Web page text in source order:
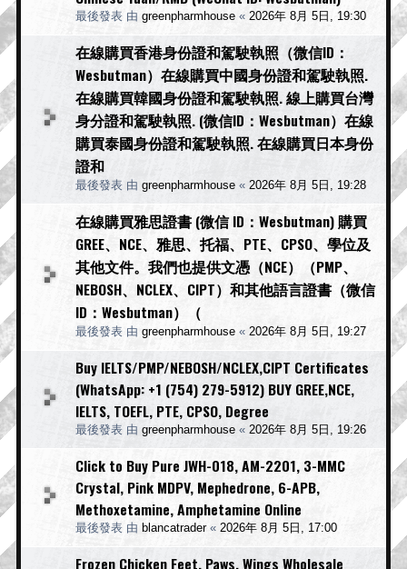
最後發表 由 greenpharmhouse « 2026年 8月 5日, 19:30
在線購買香港身份證和駕駛執照（微信ID：
Wesbutman）在線購買中國身份證和駕駛執照.
在線購買韓國身份證和駕駛執照. 線上購買台灣
身分證和駕駛執照. (微信ID：Wesbutman）在線
購買泰國身份證和駕駛執照. 在線購買日本身份
證和
最後發表 由 greenpharmhouse « 2026年 8月 5日, 19:28
在線購買雅思證書 (微信 ID：Wesbutman) 購買
GREE、NCE、雅思、托福、PTE、CPSO、學位及
其他文件。我們也提供文憑（NCE）（PMP、
NEBOSH、NCLEX、CIPT）和其他語言證書（微信
ID：Wesbutman）（
最後發表 由 greenpharmhouse « 2026年 8月 5日, 19:27
Buy IELTS/PMP/NEBOSH/NCLEX,CIPT Certificates
(WhatsApp: +1 (754) 279-5912) BUY GREE,NCE,
IELTS, TOEFL, PTE, CPSO, Degree
最後發表 由 greenpharmhouse « 2026年 8月 5日, 19:26
Click to Buy Pure JWH-018, AM-2201, 3-MMC
Crystal, Pink MDPV, Mephedrone, 6-APB,
Methoxetamine, Amphetamine Online
最後發表 由 blancatrader« 2026年 8月 5日, 17:00
Frozen Chicken Feet, Paws, Wings Wholesale